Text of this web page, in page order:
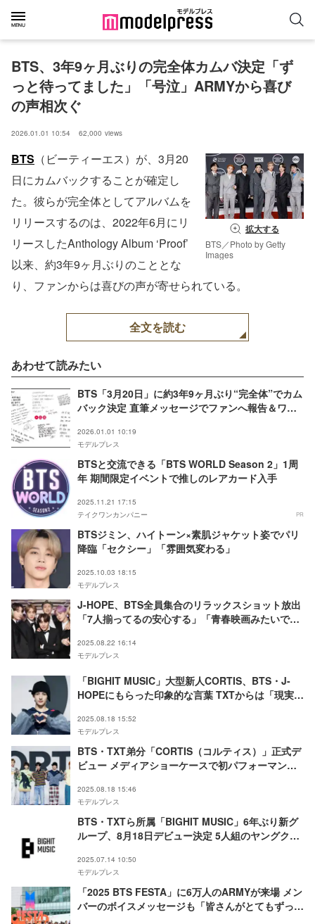
BTS、3年9ヶ月ぶりの完全体カムバ決定「ず
っと待ってました」「号泣」ARMYから喜び
の声相次ぐ
2026.01.01 10:54 62,000 views
拡大する
BTS／Photo by Getty
Images
BTS （ビーティーエス）が、3月20
日にカムバックすることが確定し
た。彼らが完全体としてアルバムを
リリースするのは、2022年6月にリ
リースしたAnthology Album ‘Proof’
以来、約3年9ヶ月ぶりのこととな
り、ファンからは喜びの声が寄せられている。
全文を読む
あわせて読みたい
BTS「3月20日」に約3年9ヶ月ぶり“完全体”でカム
バック決定 直筆メッセージでファンへ報告＆ワー
2026.01.01 10:19
モデルプレス
BTSと交流できる「BTS WORLD Season 2」1周
年 期間限定イベントで推しのレアカード入手
2025.11.21 17:15
テイクワンカンパニー
PR
BTSジミン、ハイトーン×素肌ジャケット姿でパリ
降臨「セクシー」「雰囲気変わる」
2025.10.03 18:15
モデルプレス
J-HOPE、BTS全員集合のリラックスショット放出
「7人揃ってるの安心する」「青春映画みたいでエ
2025.08.22 16:14
モデルプレス
「BIGHIT MUSIC」大型新人CORTIS、BTS・J-
HOPEにもらった印象的な言葉 TXTからは「現実的
2025.08.18 15:52
モデルプレス
BTS・TXT弟分「CORTIS（コルティス）」正式デ
ビュー メディアショーケースで初パフォーマンス
2025.08.18 15:46
モデルプレス
BTS・TXTら所属「BIGHIT MUSIC」6年ぶり新グ
ループ、8月18日デビュー決定 5人組のヤングクリ
2025.07.14 10:50
モデルプレス
「2025 BTS FESTA」に6万人のARMYが来場 メン
バーのボイスメッセージも「皆さんがとてもずっと